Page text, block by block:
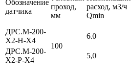
Обозначение
датчика
проход,
мм
расход, м3/ч
Qmin
ДРС.М-200-
Х2-H-Х4
100
6.0
ДРС.М-200-
Х2-P-Х4
5,0